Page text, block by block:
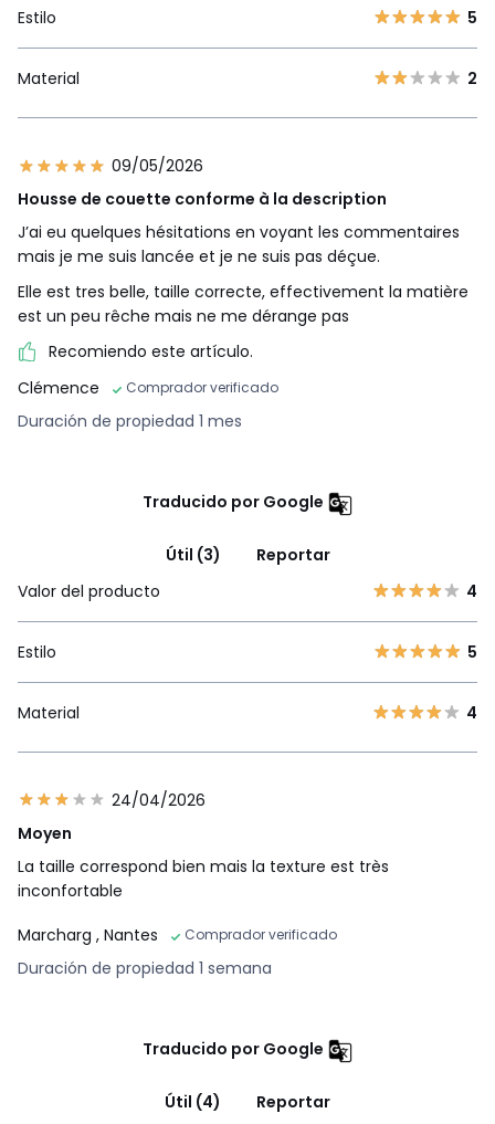
Estilo 5
Material 2
09/05/2026
Housse de couette conforme à la description
J’ai eu quelques hésitations en voyant les commentaires
mais je me suis lancée et je ne suis pas déçue.
Elle est tres belle, taille correcte, effectivement la matière
est un peu rêche mais ne me dérange pas
Recomiendo este artículo.
Clémence
Comprador verificado
Duración de propiedad 1 mes
Traducido por Google
Útil (3)
Reportar
Valor del producto
4
Estilo 5
Material 4
24/04/2026
Moyen
La taille correspond bien mais la texture est très
inconfortable
Marcharg , Nantes Comprador verificado
Duración de propiedad 1 semana
Traducido por Google
Útil (4)
Reportar